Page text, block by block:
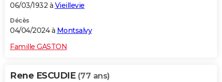
06/03/1932 à Vieillevie
Décès
04/04/2024 à Montsalvy
Famille GASTON
Rene ESCUDIE (77 ans)